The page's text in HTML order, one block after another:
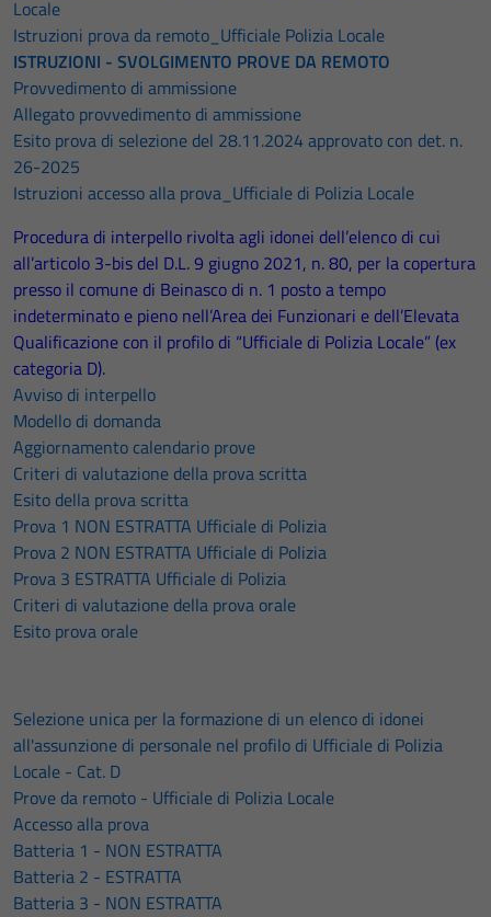
Locale
Istruzioni prova da remoto_Ufficiale Polizia Locale
ISTRUZIONI - SVOLGIMENTO PROVE DA REMOTO
Provvedimento di ammissione
Allegato provvedimento di ammissione
Esito prova di selezione del 28.11.2024 approvato con det. n.
26-2025
Istruzioni accesso alla prova_Ufficiale di Polizia Locale
Procedura di interpello rivolta agli idonei dell’elenco di cui
all’articolo 3-bis del D.L. 9 giugno 2021, n. 80, per la copertura
presso il comune di Beinasco di n. 1 posto a tempo
indeterminato e pieno nell’Area dei Funzionari e dell’Elevata
Qualificazione con il profilo di “Ufficiale di Polizia Locale” (ex
categoria D).
Avviso di interpello
Modello di domanda
Aggiornamento calendario prove
Criteri di valutazione della prova scritta
Esito della prova scritta
Prova 1 NON ESTRATTA Ufficiale di Polizia
Prova 2 NON ESTRATTA Ufficiale di Polizia
Prova 3 ESTRATTA Ufficiale di Polizia
Criteri di valutazione della prova orale
Esito prova orale
Selezione unica per la formazione di un elenco di idonei
all'assunzione di personale nel profilo di Ufficiale di Polizia
Locale - Cat. D
Prove da remoto - Ufficiale di Polizia Locale
Accesso alla prova
Batteria 1 - NON ESTRATTA
Batteria 2 - ESTRATTA
Batteria 3 - NON ESTRATTA